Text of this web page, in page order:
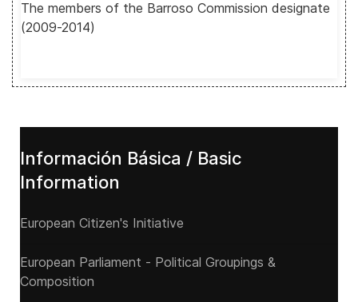
The members of the Barroso Commission designate
(2009-2014)
Información Básica / Basic
Information
European Citizen's Initiative
European Parliament - Political Groupings &
Composition